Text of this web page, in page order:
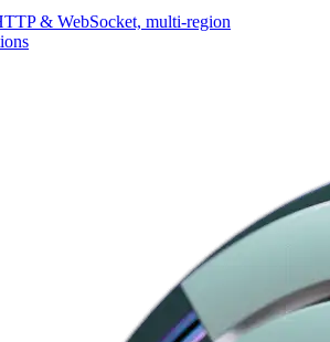
& WebSocket, multi-region